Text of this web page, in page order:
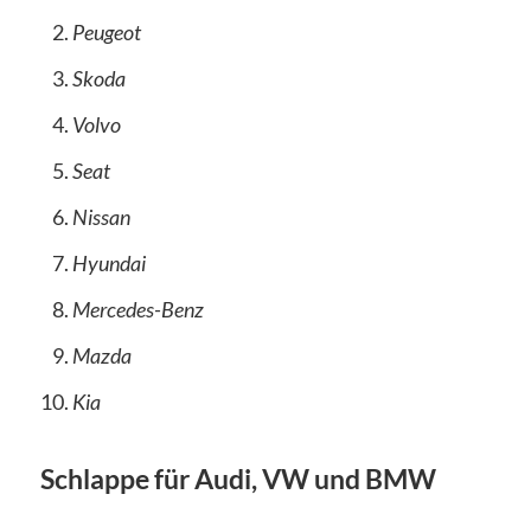
Peugeot
Skoda
Volvo
Seat
Nissan
Hyundai
Mercedes-Benz
Mazda
Kia
Schlappe für Audi, VW und BMW